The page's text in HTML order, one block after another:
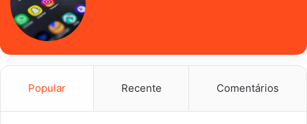
Popular Recente Comentários